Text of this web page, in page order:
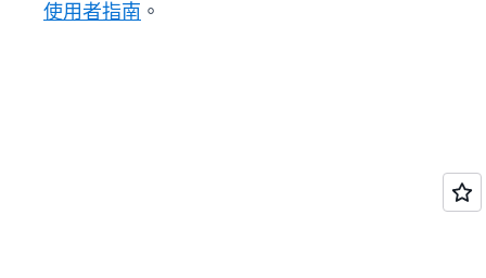
使用者指南 。